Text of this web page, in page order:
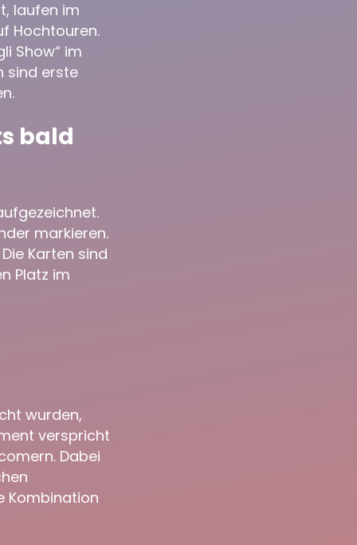
laufen im
Hochtouren.
Show“ im
sind erste
bald
markieren.
Karten sind
Platz im
wurden,
verspricht
Dabei
Kombination